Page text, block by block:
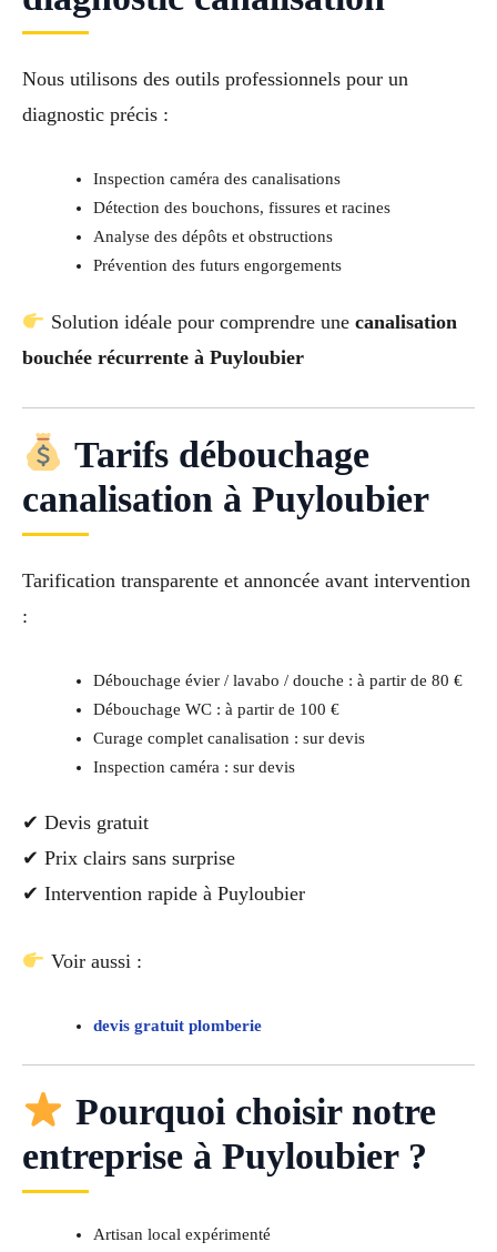
Nous utilisons des outils professionnels pour un
diagnostic précis :
Inspection caméra des canalisations
Détection des bouchons, fissures et racines
Analyse des dépôts et obstructions
Prévention des futurs engorgements
Solution idéale pour comprendre une canalisation
bouchée récurrente à Puyloubier
Tarifs débouchage
canalisation à Puyloubier
Tarification transparente et annoncée avant intervention
:
Débouchage évier / lavabo / douche : à partir de 80 €
Débouchage WC : à partir de 100 €
Curage complet canalisation : sur devis
Inspection caméra : sur devis
✔ Devis gratuit
✔ Prix clairs sans surprise
✔ Intervention rapide à Puyloubier
Voir aussi :
devis gratuit plomberie
Pourquoi choisir notre
entreprise à Puyloubier ?
Artisan local expérimenté